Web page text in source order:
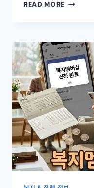
READ MORE
등
록
기
준
신
청
법
총
정
리
(2026
년
월